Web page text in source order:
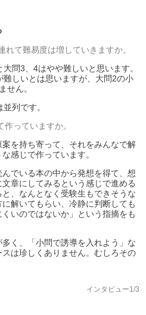
れて難易度は増していきますか。
問3、4はやや難しいと思います。
しいとは思いますが、大問2の小
せん。
列です。
っていますか。
を持ち寄って、それをみんなで解
感じで作っています。
でいる本の中から発想を得て、想
章にしてみるという感じで進める
、なんとなく受験生もできそうな
解いてもらい、冷静に判断しても
いのではないか」という指摘をも
く、「小問で誘導を入れよう」な
は珍しくありません。むしろその
インタビュー1/3